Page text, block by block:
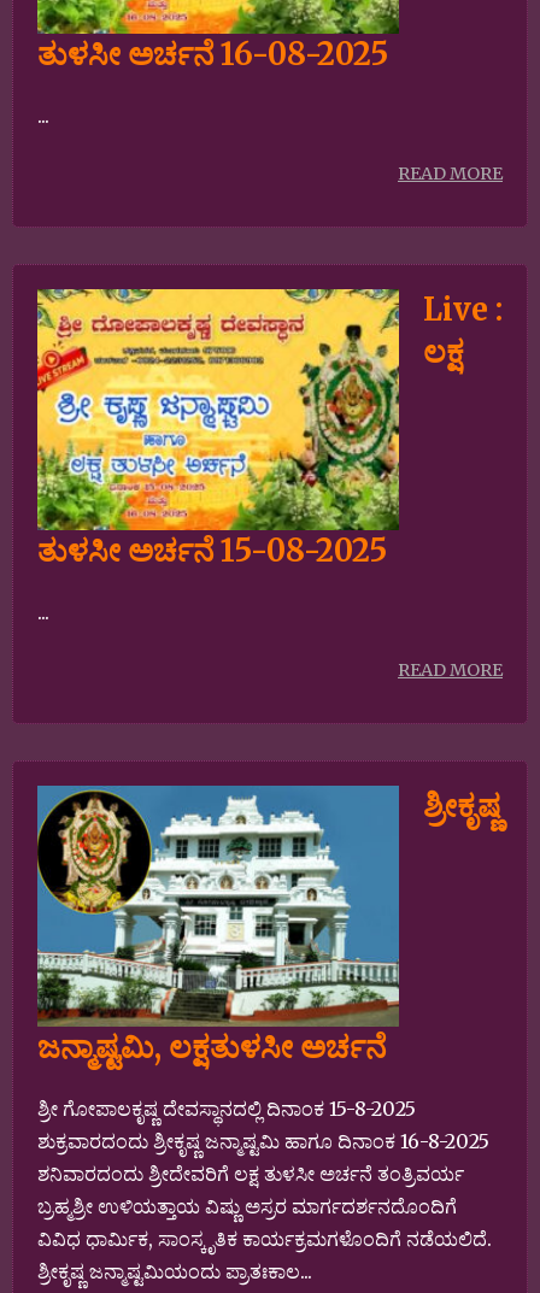
ತುಳಸೀ ಅರ್ಚನೆ 16-08-2025
...
READ MORE
Live :
ಲಕ್ಷ
ತುಳಸೀ ಅರ್ಚನೆ 15-08-2025
...
READ MORE
ಶ್ರೀಕೃಷ್ಣ
ಜನ್ಮಾಷ್ಟಮಿ, ಲಕ್ಷತುಳಸೀ ಅರ್ಚನೆ
ಶ್ರೀ ಗೋಪಾಲಕೃಷ್ಣ ದೇವಸ್ಥಾನದಲ್ಲಿ ದಿನಾಂಕ 15-8-2025
ಶುಕ್ರವಾರದಂದು ಶ್ರೀಕೃಷ್ಣ ಜನ್ಮಾಷ್ಟಮಿ ಹಾಗೂ ದಿನಾಂಕ 16-8-2025
ಶನಿವಾರದಂದು ಶ್ರೀದೇವರಿಗೆ ಲಕ್ಷ ತುಳಸೀ ಅರ್ಚನೆ ತಂತ್ರಿವರ್ಯ
ಬ್ರಹ್ಮಶ್ರೀ ಉಳಿಯತ್ತಾಯ ವಿಷ್ಣು ಅಸ್ರರ ಮಾರ್ಗದರ್ಶನದೊಂದಿಗೆ
ವಿವಿಧ ಧಾರ್ಮಿಕ, ಸಾಂಸ್ಕೃತಿಕ ಕಾರ್ಯಕ್ರಮಗಳೊಂದಿಗೆ ನಡೆಯಲಿದೆ.
ಶ್ರೀಕೃಷ್ಣ ಜನ್ಮಾಷ್ಟಮಿಯಂದು ಪ್ರಾತಃಕಾಲ...